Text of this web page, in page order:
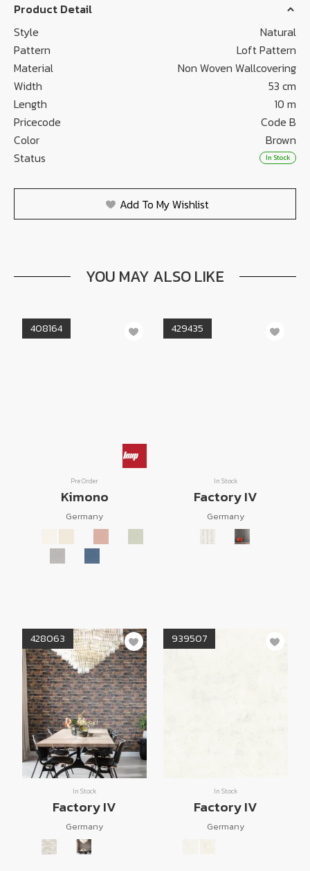
Product Detail
Style
Natural
Pattern
Loft Pattern
Material
Non Woven Wallcovering
Width
53 cm
Length
10 m
Pricecode
Code B
Color
Brown
Status
In Stock
Add To My Wishlist
YOU MAY ALSO LIKE
408164
Pre Order
Kimono
Germany
429435
In Stock
Factory IV
Germany
428063
In Stock
Factory IV
Germany
939507
In Stock
Factory IV
Germany